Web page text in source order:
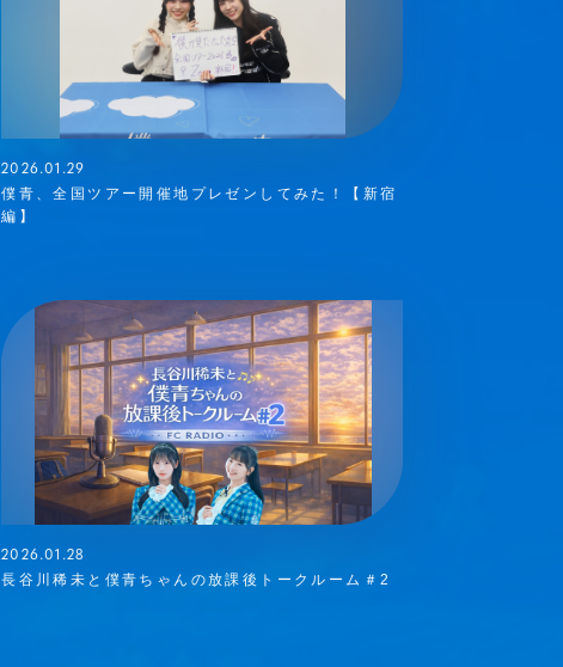
2026.01.29
僕青、全国ツアー開催地プレゼンしてみた！【新宿
編】
2026.01.28
長谷川稀未と僕青ちゃんの放課後トークルーム＃2